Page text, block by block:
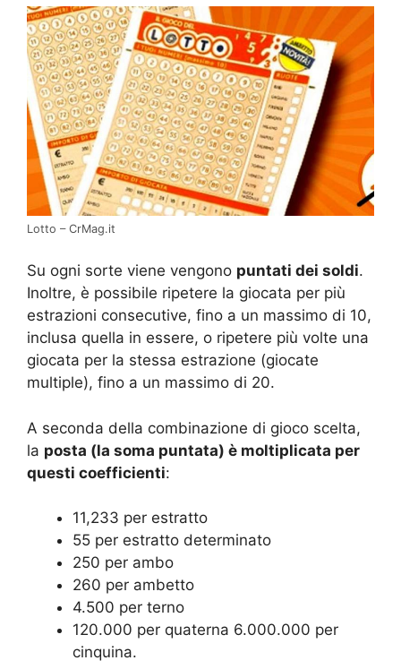
Lotto – CrMag.it
Su ogni sorte viene vengono puntati dei soldi.
Inoltre, è possibile ripetere la giocata per più
estrazioni consecutive, fino a un massimo di 10,
inclusa quella in essere, o ripetere più volte una
giocata per la stessa estrazione (giocate
multiple), fino a un massimo di 20.
A seconda della combinazione di gioco scelta,
la posta (la soma puntata) è moltiplicata per
questi coefficienti:
11,233 per estratto
55 per estratto determinato
250 per ambo
260 per ambetto
4.500 per terno
120.000 per quaterna 6.000.000 per
cinquina.